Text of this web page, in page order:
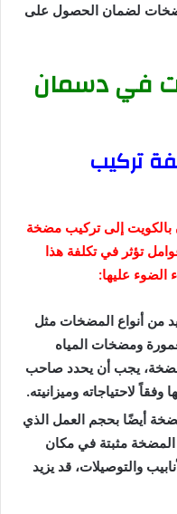
لضمان الحصول على
في دسمان
تركيب
إلى تركيب مضخة
تؤثر في تكلفة هذا
الضوء عليها:
من أنواع المضخات مثل
ومضخات المياه
يجب أن يحدد صاحب
لاحتياجاته وميزانيته.
أيضًا بحجم العمل الذي
مثبتة في مكان
والتوصيلات، قد يزيد